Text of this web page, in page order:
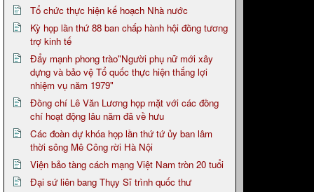
Tổ chức thực hiện kế hoạch Nhà nước
Kỳ họp lần thứ 88 ban chấp hành hội đồng tương
trợ kinh tế
Đẩy mạnh phong trào"Người phụ nữ mới xây
dựng và bảo vệ Tổ quốc thực hiện thắng lợi
nhiệm vụ năm 1979"
Đồng chí Lê Văn Lương họp mặt với các đồng
chí hoạt động lâu năm đã về hưu
Các đoàn dự khóa họp lần thứ tứ ủy ban lâm
thời sông Mê Công rời Hà Nội
Viện bảo tàng cách mạng Việt Nam tròn 20 tuổi
Đại sứ liên bang Thụy Sĩ trình quốc thư